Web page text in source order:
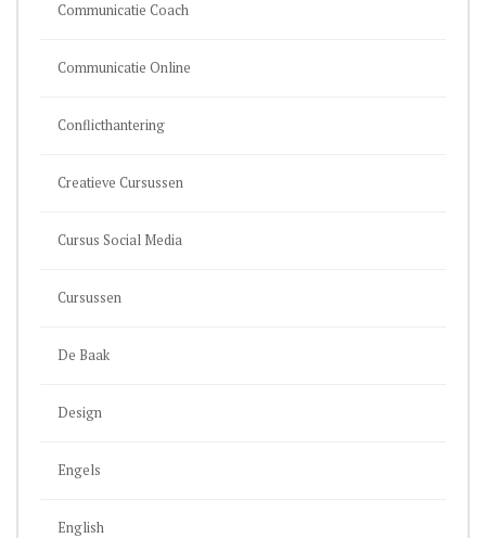
Communicatie Coach
Communicatie Online
Conflicthantering
Creatieve Cursussen
Cursus Social Media
Cursussen
De Baak
Design
Engels
English